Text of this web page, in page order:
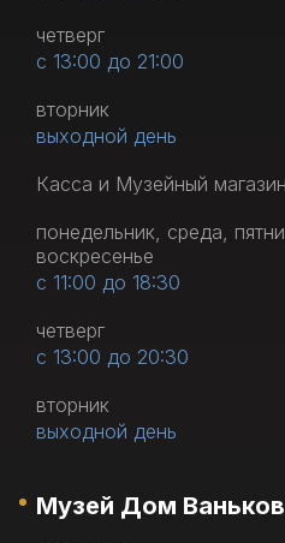
четверг
с 13:00 до 21:00
вторник
выходной день
Касса и Музейный магазин
понедельник, среда,
воскресенье
с 11:00 до 18:30
четверг
с 13:00 до 20:30
вторник
выходной день
Музей Дом